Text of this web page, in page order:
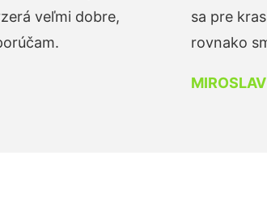
veľmi dobre,
sa pre
rovnako
MIROSLAV